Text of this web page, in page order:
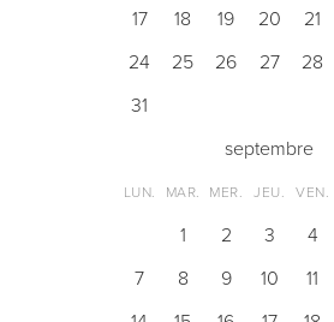
17 18 19 20 21
24
25 26 27 28
31
septembre
LUN. MAR. MER. JEU. VEN.
1 2 3 4
7
8 9 10 11